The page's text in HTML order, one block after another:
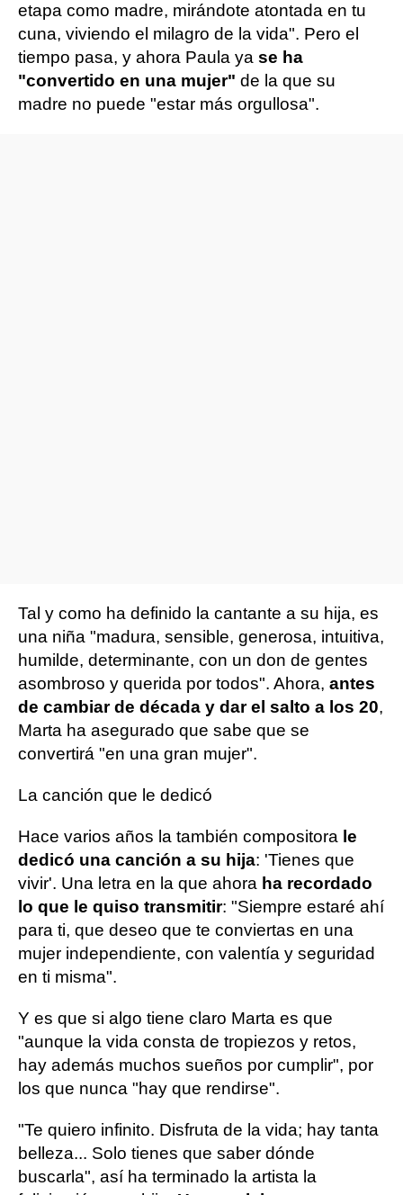
etapa como madre, mirándote atontada en tu
cuna, viviendo el milagro de la vida". Pero el
tiempo pasa, y ahora Paula ya se ha
"convertido en una mujer" de la que su
madre no puede "estar más orgullosa".
Tal y como ha definido la cantante a su hija, es
una niña "madura, sensible, generosa, intuitiva,
humilde, determinante, con un don de gentes
asombroso y querida por todos". Ahora, antes
de cambiar de década y dar el salto a los 20,
Marta ha asegurado que sabe que se
convertirá "en una gran mujer".
La canción que le dedicó
Hace varios años la también compositora le
dedicó una canción a su hija: 'Tienes que
vivir'. Una letra en la que ahora ha recordado
lo que le quiso transmitir: "Siempre estaré ahí
para ti, que deseo que te conviertas en una
mujer independiente, con valentía y seguridad
en ti misma".
Y es que si algo tiene claro Marta es que
"aunque la vida consta de tropiezos y retos,
hay además muchos sueños por cumplir", por
los que nunca "hay que rendirse".
"Te quiero infinito. Disfruta de la vida; hay tanta
belleza... Solo tienes que saber dónde
buscarla", así ha terminado la artista la